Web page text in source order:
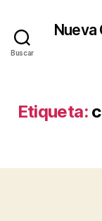
Buscar
Nueva
Etiqueta: